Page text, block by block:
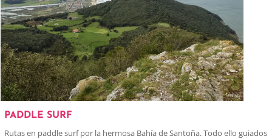
PADDLE SURF
Rutas en paddle surf por la hermosa Bahía de Santoña. Todo ello guiados